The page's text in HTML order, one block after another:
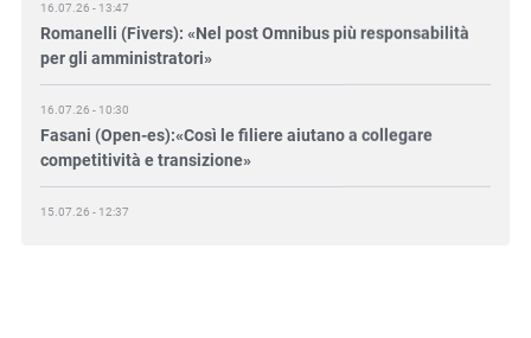
Romanelli (Fivers): «Nel post Omnibus più responsabilità
per gli amministratori»
Fasani (Open-es):«Così le filiere aiutano a collegare
competitività e transizione»
Locati (De Nora): «Il valore di una governance forte»